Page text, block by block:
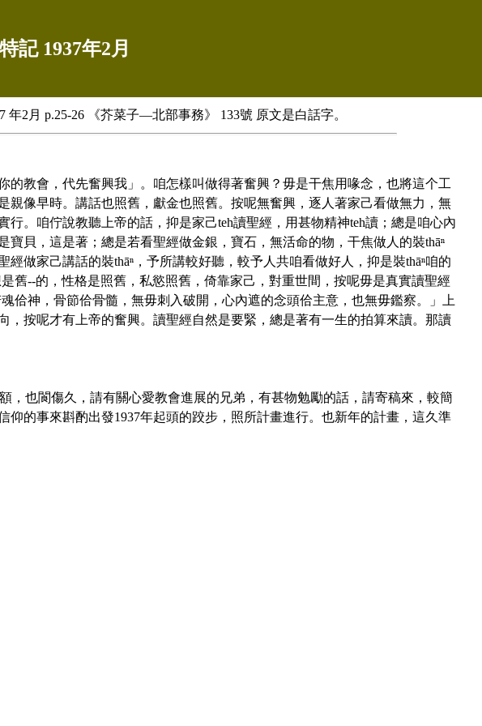
記 1937年2月
年2月 p.25-26 《芥菜子—北部事務》 133號 原文是白話字。
教會，代先奮興我」。咱怎樣叫做得著奮興？毋是干焦用喙念，也將這个工
像早時。講話也照舊，獻金也照舊。按呢無奮興，逐人著家己看做無力，無
。咱佇說教聽上帝的話，抑是家己teh讀聖經，用甚物精神teh讀；總是咱心內
貝，這是著；總是若看聖經做金銀，寶石，無活命的物，干焦做人的裝thāⁿ
做家己講話的裝thāⁿ，予所講較好聽，較予人共咱看做好人，抑是裝thāⁿ咱的
舊--的，性格是照舊，私慾照舊，倚靠家己，對重世間，按呢毋是真實讀聖經
佮神，骨節佮骨髓，無毋刺入破開，心內遮的念頭佮主意，也無毋鑑察。」上
按呢才有上帝的奮興。讀聖經自然是要緊，總是著有一生的拍算來讀。那讀
，也閬傷久，請有關心愛教會進展的兄弟，有甚物勉勵的話，請寄稿來，較簡
的事來斟酌出發1937年起頭的跤步，照所計畫進行。也新年的計畫，這久準